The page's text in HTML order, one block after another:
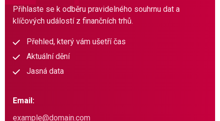
Přihlaste se k odběru pravidelného souhrnu dat a
klíčových událostí z finančních trhů.
Přehled, který vám ušetří čas
Aktuální dění
Jasná data
Email: